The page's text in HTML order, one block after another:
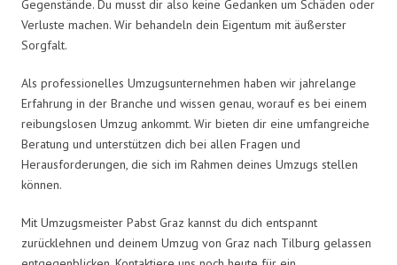
Gegenstände. Du musst dir also keine Gedanken um Schäden oder
Verluste machen. Wir behandeln dein Eigentum mit äußerster
Sorgfalt.
Als professionelles Umzugsunternehmen haben wir jahrelange
Erfahrung in der Branche und wissen genau, worauf es bei einem
reibungslosen Umzug ankommt. Wir bieten dir eine umfangreiche
Beratung und unterstützen dich bei allen Fragen und
Herausforderungen, die sich im Rahmen deines Umzugs stellen
können.
Mit Umzugsmeister Pabst Graz kannst du dich entspannt
zurücklehnen und deinem Umzug von Graz nach Tilburg gelassen